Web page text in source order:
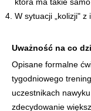
W sytuacji „kolizji"
Uważność na co
Opisane formalne
tygodniowego
uczestnikach
zdecydowanie